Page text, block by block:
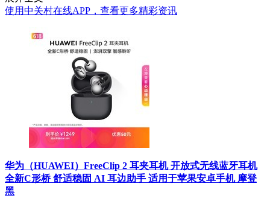
使用中关村在线APP，查看更多精彩资讯
华为（HUAWEI）FreeClip 2 耳夹耳机 开放式无线蓝牙耳机
全新C形桥 舒适稳固 AI 耳边助手 适用于苹果安卓手机 摩登
黑